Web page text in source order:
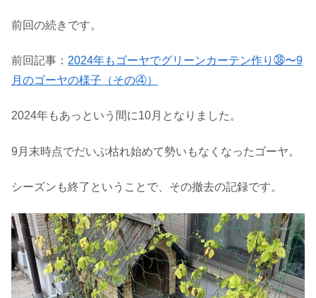
前回の続きです。
前回記事： 2024年もゴーヤでグリーンカーテン作り㊳〜9
月のゴーヤの様子（その④）
2024年もあっという間に10月となりました。
9月末時点でだいぶ枯れ始めて勢いもなくなったゴーヤ。
シーズンも終了ということで、その撤去の記録です。